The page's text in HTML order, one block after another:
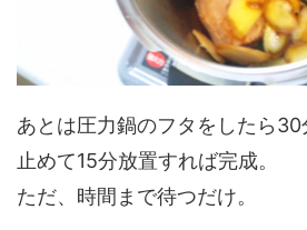
あとは圧力鍋のフタをしたら
止めて15分放置すれば完成。
ただ、時間まで待つだけ。